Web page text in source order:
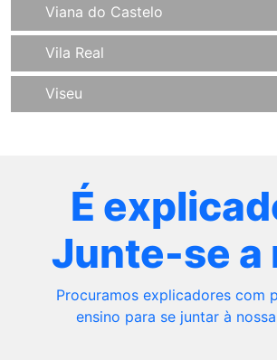
Viana do Castelo
Vila Real
Viseu
É
Junte-se a
Procuramos explicadores com
ensino para se juntar à